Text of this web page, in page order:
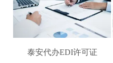
泰安代办EDI许可证